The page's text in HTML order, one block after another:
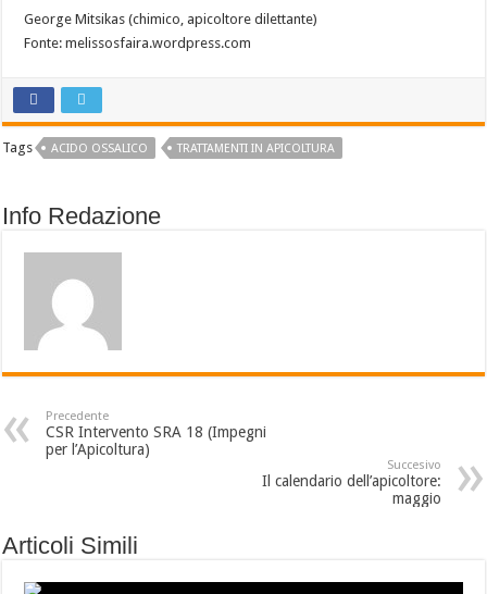
George Mitsikas (chimico, apicoltore dilettante)
Fonte: melissosfaira.wordpress.com
Tags ACIDO OSSALICO TRATTAMENTI IN APICOLTURA
Info Redazione
Precedente
CSR Intervento SRA 18 (Impegni
per l’Apicoltura)
Succesivo
Il calendario dell’apicoltore:
maggio
Articoli Simili